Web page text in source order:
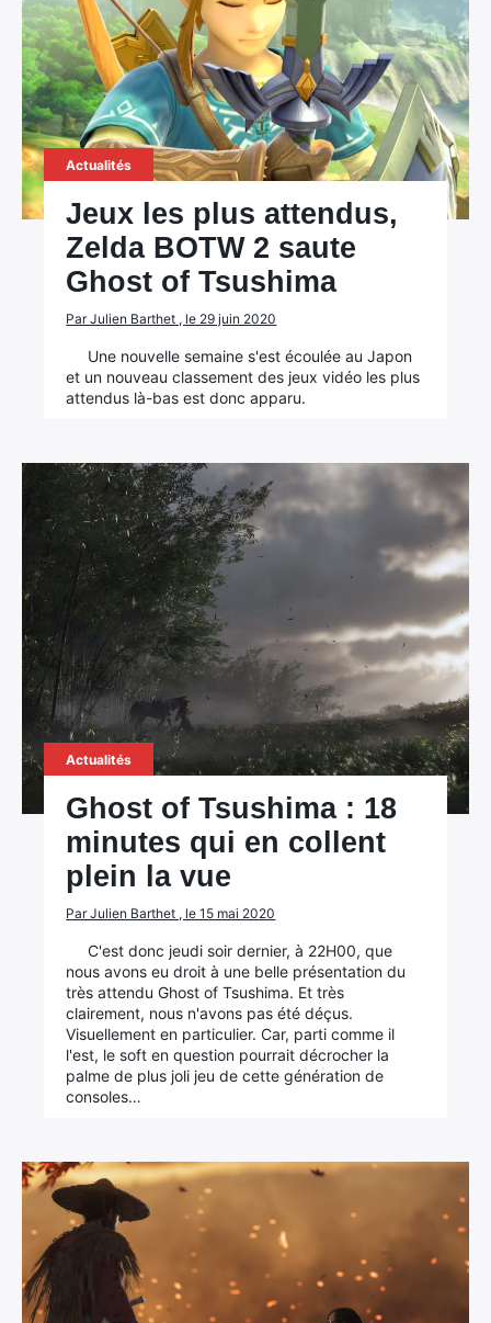
Actualités
Jeux les plus attendus,
Zelda BOTW 2 saute
Ghost of Tsushima
Par Julien Barthet , le 29 juin 2020
Une nouvelle semaine s'est écoulée au Japon
et un nouveau classement des jeux vidéo les plus
attendus là-bas est donc apparu.
Actualités
Ghost of Tsushima : 18
minutes qui en collent
plein la vue
Par Julien Barthet , le 15 mai 2020
C'est donc jeudi soir dernier, à 22H00, que
nous avons eu droit à une belle présentation du
très attendu Ghost of Tsushima. Et très
clairement, nous n'avons pas été déçus.
Visuellement en particulier. Car, parti comme il
l'est, le soft en question pourrait décrocher la
palme de plus joli jeu de cette génération de
consoles…